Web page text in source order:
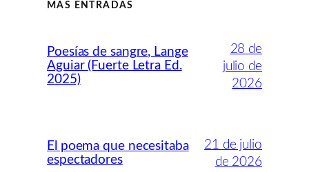
MÁS ENTRADAS
Poesías de sangre, Lange
Aguiar (Fuerte Letra Ed.
2025)
28 de
julio de
2026
El poema que necesitaba
espectadores
21 de julio
de 2026